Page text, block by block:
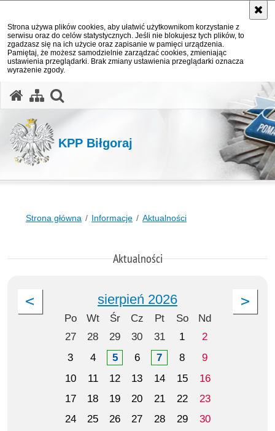
Strona używa plików cookies, aby ułatwić użytkownikom korzystanie z
serwisu oraz do celów statystycznych. Jeśli nie blokujesz tych plików, to
zgadzasz się na ich użycie oraz zapisanie w pamięci urządzenia.
Pamiętaj, że możesz samodzielnie zarządzać cookies, zmieniając
ustawienia przeglądarki. Brak zmiany ustawienia przeglądarki oznacza
wyrażenie zgody.
KPP Biłgoraj
Strona główna Informacje Aktualności
Aktualności
sierpień 2026
Po Wt Śr Cz Pt So
Nd
27
28 29 30 31 1
2
3
4 5 6 7 8
9
10
11 12 13 14 15
16
17
18 19 20 21 22
23
24
25 26 27 28 29
30